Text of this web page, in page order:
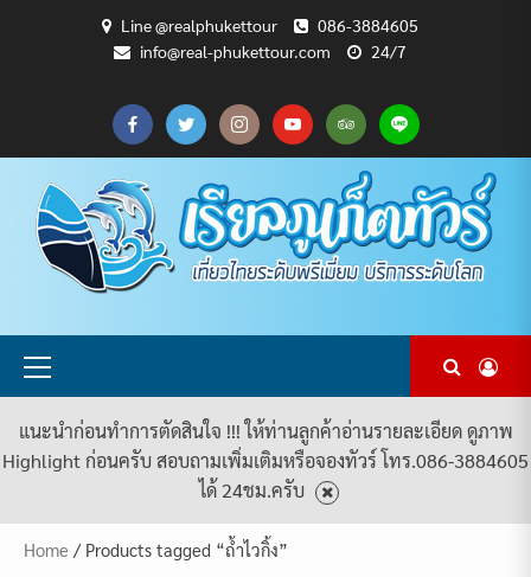
Line @realphukettour
086-3884605
info@real-phukettour.com
24/7
CART
CHECKOUT
MY
ACCOUNT
SAMPLE
PAGE
ทัวร์
ทั้งหมด
บทความ
ท่อง
เที่ยว
ยินดี
ต้อนรับ
สู่
PHUKET
TOUR
เกี่ยว
กับ
เรา
แพ็คเกจ
ทัวร์
ทั้งหมด
Primary
แนะนำก่อนทำการตัดสินใจ !!! ให้ท่านลูกค้าอ่านรายละเอียด ดูภาพ
Highlight ก่อนครับ สอบถามเพิ่มเติมหรือจองทัวร์ โทร.086-3884605
ได้ 24ชม.ครับ
Home / Products tagged “ถ้ำไวกิ้ง”